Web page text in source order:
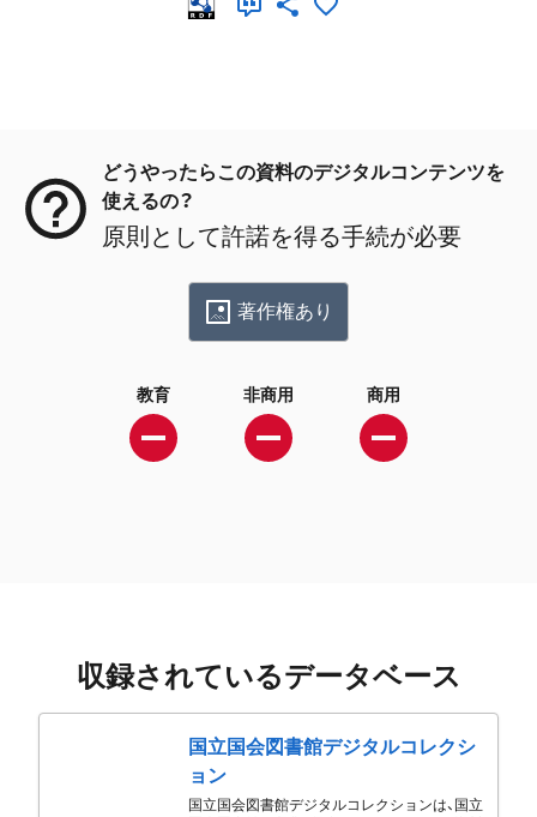
どうやったらこの資料のデジタルコンテンツを
使えるの？
原則として許諾を得る手続が必要
著作権あり
教育 非商用 商用
収録されているデータベース
国立国会図書館デジタルコレクシ
ョン
国立国会図書館デジタルコレクションは、国立